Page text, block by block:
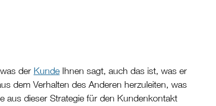
der Kunde Ihnen sagt, auch das ist, was er
dem Verhalten des Anderen herzuleiten, was
aus dieser Strategie für den Kundenkontakt